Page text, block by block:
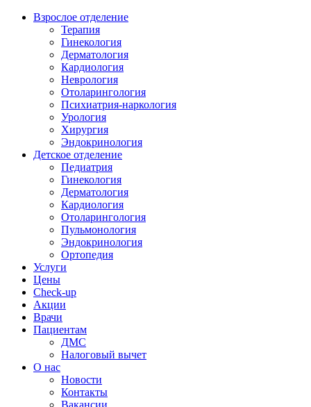
Взрослое отделение
Терапия
Гинекология
Дерматология
Кардиология
Неврология
Отоларингология
Психиатрия-наркология
Урология
Хирургия
Эндокринология
Детское отделение
Педиатрия
Гинекология
Дерматология
Кардиология
Отоларингология
Пульмонология
Эндокринология
Ортопедия
Услуги
Цены
Check-up
Акции
Врачи
Пациентам
ДМС
Налоговый вычет
О нас
Новости
Контакты
Вакансии